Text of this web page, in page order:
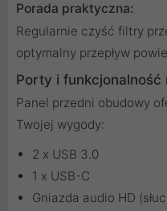
Porada praktyczna:
Regularnie czyść filtry
optymalny przepływ
Porty i
Panel przedni obudowy
Twojej wygody:
2 x USB 3.0
1 x USB-C
Gniazda audio HD